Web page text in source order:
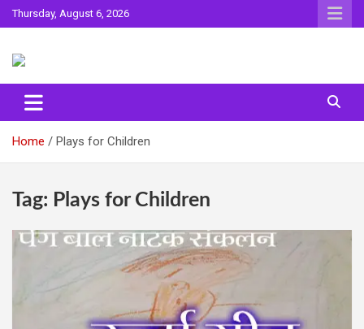
Skip
to
Thursday, August 6, 2026
Surta
Home Plays for Children
Tag: Plays for Children